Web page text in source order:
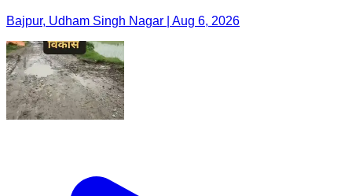
Bajpur, Udham Singh Nagar | Aug 6, 2026